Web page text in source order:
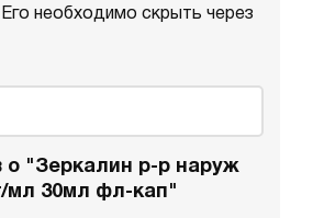
необходимо скрыть через
о "Зеркалин р-р наруж
мл 30мл фл-кап"